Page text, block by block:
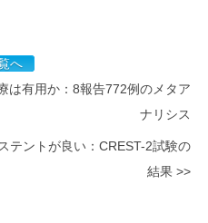
へ
は有用か：8報告772例のメタア
ナリシス
テントが良い：CREST-2試験の
結果 >>